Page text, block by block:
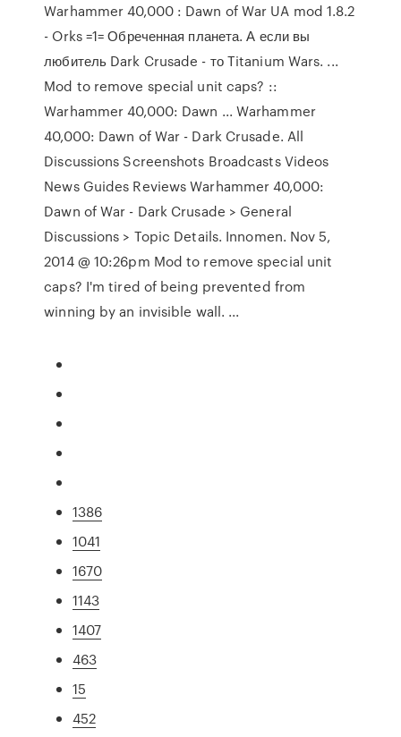
Warhammer 40,000 : Dawn of War UA mod 1.8.2
- Orks =1= Обреченная планета. А если вы
любитель Dark Crusade - то Titanium Wars. ...
Mod to remove special unit caps? ::
Warhammer 40,000: Dawn ... Warhammer
40,000: Dawn of War - Dark Crusade. All
Discussions Screenshots Broadcasts Videos
News Guides Reviews Warhammer 40,000:
Dawn of War - Dark Crusade > General
Discussions > Topic Details. Innomen. Nov 5,
2014 @ 10:26pm Mod to remove special unit
caps? I'm tired of being prevented from
winning by an invisible wall. ...
1386
1041
1670
1143
1407
463
15
452